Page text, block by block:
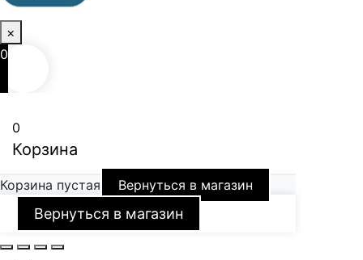
×
0
0
Корзина
Корзина пустая Вернуться в магазин
Вернуться в магазин